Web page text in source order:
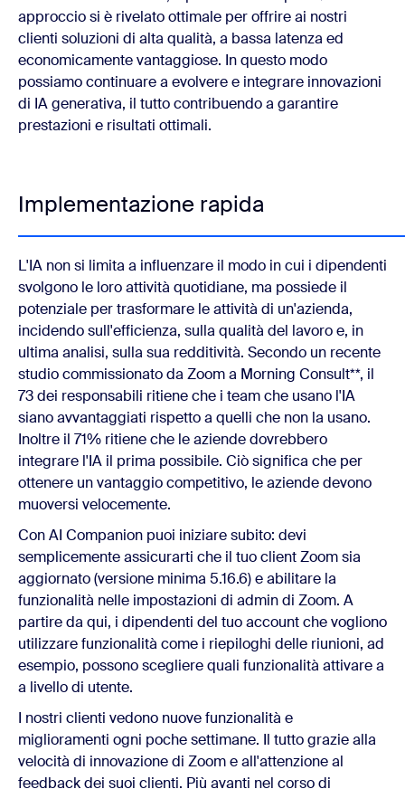
approccio si è rivelato ottimale per offrire ai nostri
clienti soluzioni di alta qualità, a bassa latenza ed
economicamente vantaggiose. In questo modo
possiamo continuare a evolvere e integrare innovazioni
di IA generativa, il tutto contribuendo a garantire
prestazioni e risultati ottimali.
Implementazione rapida
L'IA non si limita a influenzare il modo in cui i dipendenti
svolgono le loro attività quotidiane, ma possiede il
potenziale per trasformare le attività di un'azienda,
incidendo sull'efficienza, sulla qualità del lavoro e, in
ultima analisi, sulla sua redditività. Secondo un recente
studio commissionato da Zoom a Morning Consult**, il
73 dei responsabili ritiene che i team che usano l'IA
siano avvantaggiati rispetto a quelli che non la usano.
Inoltre il 71% ritiene che le aziende dovrebbero
integrare l'IA il prima possibile. Ciò significa che per
ottenere un vantaggio competitivo, le aziende devono
muoversi velocemente.
Con AI Companion puoi iniziare subito: devi
semplicemente assicurarti che il tuo client Zoom sia
aggiornato (versione minima 5.16.6) e abilitare la
funzionalità nelle impostazioni di admin di Zoom. A
partire da qui, i dipendenti del tuo account che vogliono
utilizzare funzionalità come i riepiloghi delle riunioni, ad
esempio, possono scegliere quali funzionalità attivare a
a livello di utente.
I nostri clienti vedono nuove funzionalità e
miglioramenti ogni poche settimane. Il tutto grazie alla
velocità di innovazione di Zoom e all'attenzione al
feedback dei suoi clienti. Più avanti nel corso di